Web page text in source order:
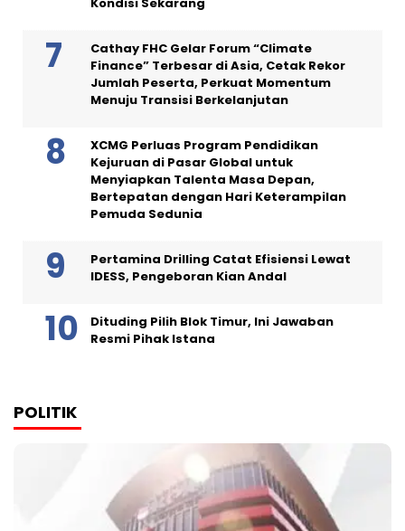
Cathay FHC Gelar Forum “Climate
Finance” Terbesar di Asia, Cetak Rekor
Jumlah Peserta, Perkuat Momentum
Menuju Transisi Berkelanjutan
XCMG Perluas Program Pendidikan
Kejuruan di Pasar Global untuk
Menyiapkan Talenta Masa Depan,
Bertepatan dengan Hari Keterampilan
Pemuda Sedunia
Pertamina Drilling Catat Efisiensi Lewat
IDESS, Pengeboran Kian Andal
Dituding Pilih Blok Timur, Ini Jawaban
Resmi Pihak Istana
POLITIK